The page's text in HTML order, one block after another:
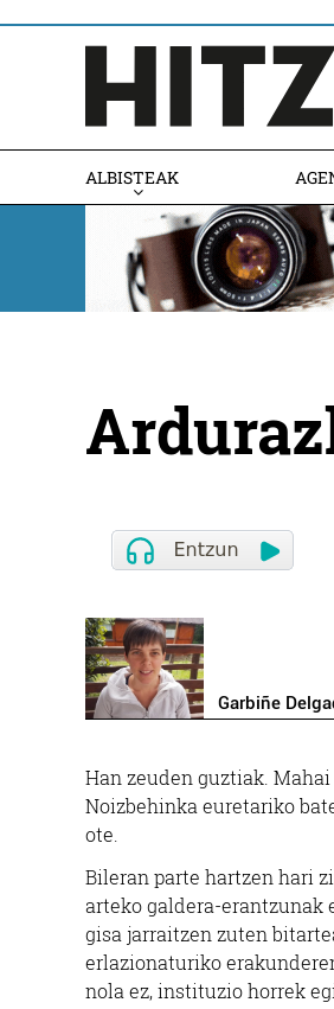
ALBISTEAK
Garbiñe
Han zeuden guztiak.
Noizbehinka euretariko
ote.
Bileran parte hartzen hari
arteko galdera-erantzunak
gisa jarraitzen zuten
erlazionaturiko
nola ez, instituzio horrek